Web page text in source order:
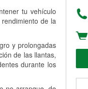
tu vehículo
de la
y prolongadas
de las llantas,
durante los